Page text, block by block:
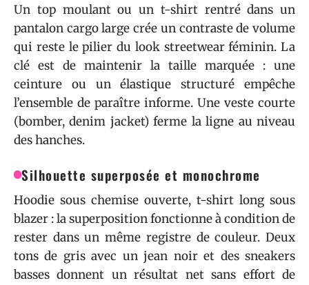
Un top moulant ou un t-shirt rentré dans un
pantalon cargo large crée un contraste de volume
qui reste le pilier du look streetwear féminin. La
clé est de maintenir la taille marquée : une
ceinture ou un élastique structuré empêche
l’ensemble de paraître informe. Une veste courte
(bomber, denim jacket) ferme la ligne au niveau
des hanches.
Silhouette superposée et monochrome
Hoodie sous chemise ouverte, t-shirt long sous
blazer : la superposition fonctionne à condition de
rester dans un même registre de couleur. Deux
tons de gris avec un jean noir et des sneakers
basses donnent un résultat net sans effort de